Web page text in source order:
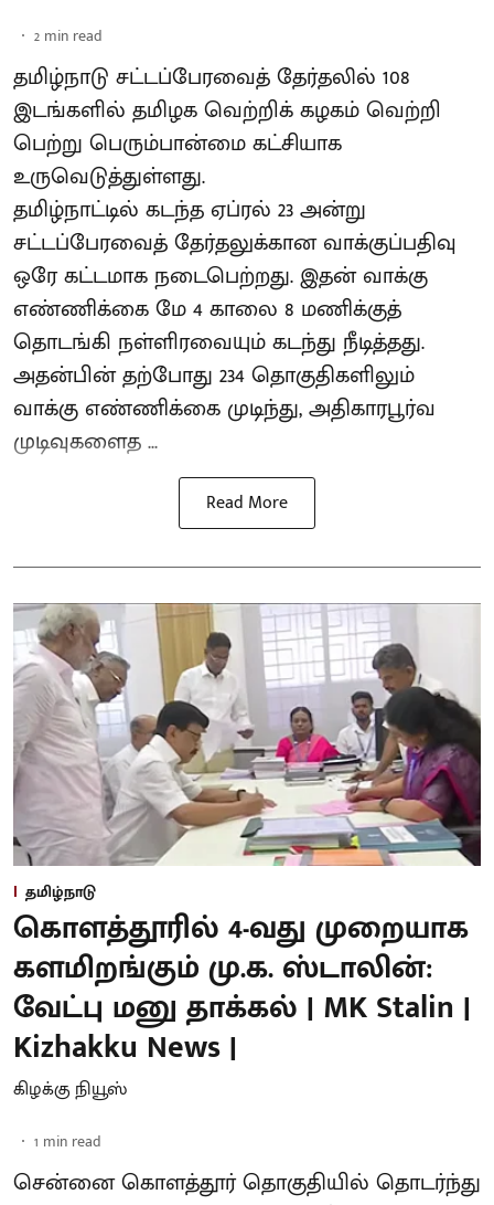
2 min read
தமிழ்நாடு சட்டப்பேரவைத் தேர்தலில் 108
இடங்களில் தமிழக வெற்றிக் கழகம் வெற்றி
பெற்று பெரும்பான்மை கட்சியாக
உருவெடுத்துள்ளது.
தமிழ்நாட்டில் கடந்த ஏப்ரல் 23 அன்று
சட்டப்பேரவைத் தேர்தலுக்கான வாக்குப்பதிவு
ஒரே கட்டமாக நடைபெற்றது. இதன் வாக்கு
எண்ணிக்கை மே 4 காலை 8 மணிக்குத்
தொடங்கி நள்ளிரவையும் கடந்து நீடித்தது.
அதன்பின் தற்போது 234 தொகுதிகளிலும்
வாக்கு எண்ணிக்கை முடிந்து, அதிகாரபூர்வ
முடிவுகளைத ...
Read More
தமிழ்நாடு
கொளத்தூரில் 4-வது முறையாக
களமிறங்கும் மு.க. ஸ்டாலின்:
வேட்பு மனு தாக்கல் | MK Stalin |
Kizhakku News |
கிழக்கு நியூஸ்
1 min read
சென்னை கொளத்தூர் தொகுதியில் தொடர்ந்து